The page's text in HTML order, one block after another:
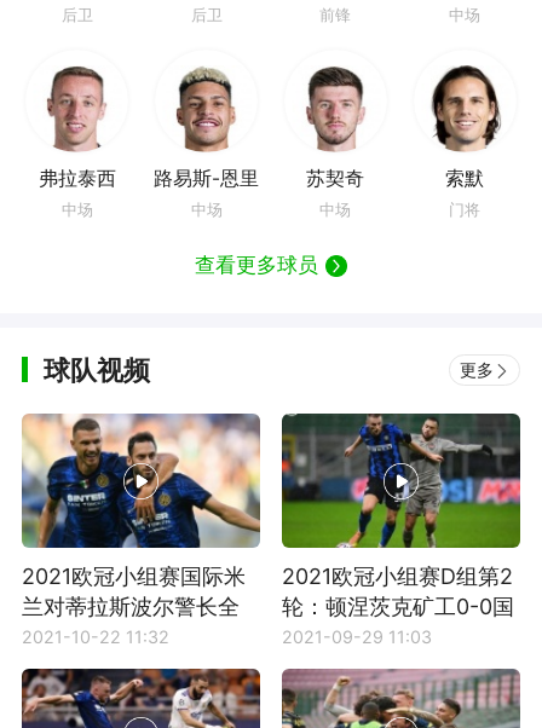
斯托
后卫 后卫
内斯
前锋 中场
弗拉泰西
中场
路易斯-恩里
克
中场
苏契奇
中场
索默
门将
查看更多球员
球队视频 更多
2021欧冠小组赛国际米
兰对蒂拉斯波尔警长全
场比赛集锦
2021-10-22 11:32
2021欧冠小组赛D组第2
轮：顿涅茨克矿工0-0国
际米兰全场集锦
2021-09-29 11:03